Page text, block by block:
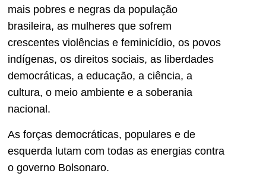
mais pobres e negras da população
brasileira, as mulheres que sofrem
crescentes violências e feminicídio, os povos
indígenas, os direitos sociais, as liberdades
democráticas, a educação, a ciência, a
cultura, o meio ambiente e a soberania
nacional.
As forças democráticas, populares e de
esquerda lutam com todas as energias contra
o governo Bolsonaro.